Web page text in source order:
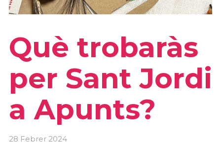
Què trobaràs
per Sant Jordi
a Apunts?
28 Febrer 2024